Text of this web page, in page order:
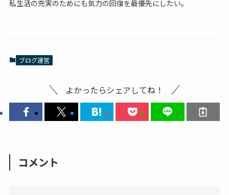
私生活の充実のためにも気力の回復を最優先にしたい。
ブログ運営
よかったらシェアしてね！
コメント